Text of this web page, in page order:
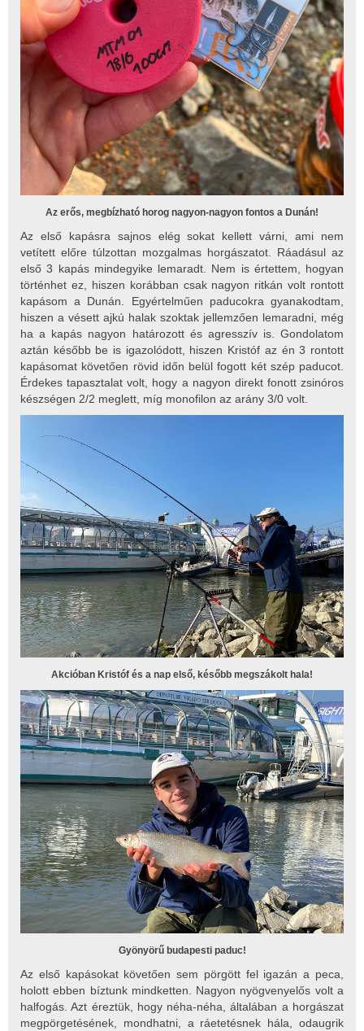
Az erős, megbízható horog nagyon-nagyon fontos a Dunán!
Az első kapásra sajnos elég sokat kellett várni, ami nem
vetített előre túlzottan mozgalmas horgászatot. Ráadásul az
első 3 kapás mindegyike lemaradt. Nem is értettem, hogyan
történhet ez, hiszen korábban csak nagyon ritkán volt rontott
kapásom a Dunán. Egyértelműen paducokra gyanakodtam,
hiszen a vésett ajkú halak szoktak jellemzően lemaradni, még
ha a kapás nagyon határozott és agresszív is. Gondolatom
aztán később be is igazolódott, hiszen Kristóf az én 3 rontott
kapásomat követően rövid időn belül fogott két szép paducot.
Érdekes tapasztalat volt, hogy a nagyon direkt fonott zsinóros
készségen 2/2 meglett, míg monofilon az arány 3/0 volt.
Akcióban Kristóf és a nap első, később megszákolt hala!
Gyönyörű budapesti paduc!
Az első kapásokat követően sem pörgött fel igazán a peca,
holott ebben bíztunk mindketten. Nagyon nyögvenyelős volt a
halfogás. Azt éreztük, hogy néha-néha, általában a horgászat
megpörgetésének, mondhatni, a ráetetésnek hála, odaugrik